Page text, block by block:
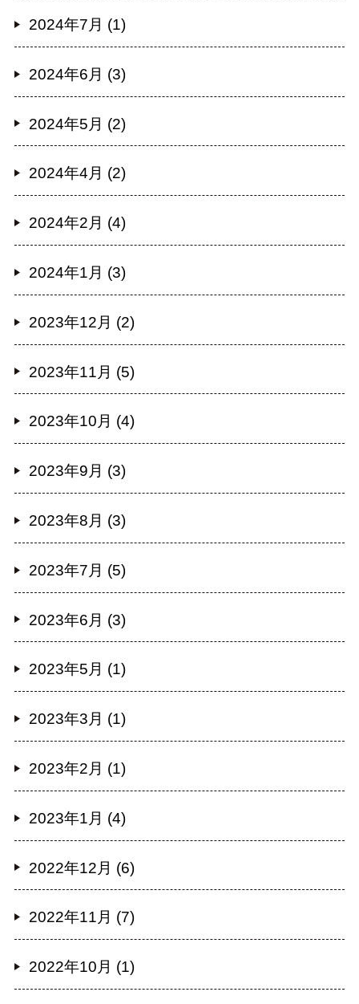
2024年7月 (1)
2024年6月 (3)
2024年5月 (2)
2024年4月 (2)
2024年2月 (4)
2024年1月 (3)
2023年12月 (2)
2023年11月 (5)
2023年10月 (4)
2023年9月 (3)
2023年8月 (3)
2023年7月 (5)
2023年6月 (3)
2023年5月 (1)
2023年3月 (1)
2023年2月 (1)
2023年1月 (4)
2022年12月 (6)
2022年11月 (7)
2022年10月 (1)